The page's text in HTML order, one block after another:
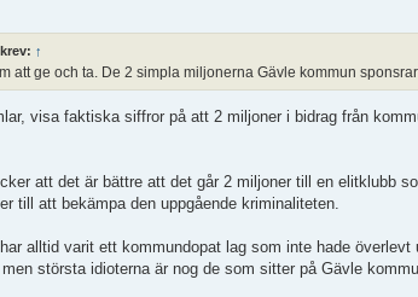
↑
att ge och ta. De 2 simpla miljonerna Gävle kommun
visa faktiska siffror på att 2 miljoner i bidrag från
att det är bättre att det går 2 miljoner till en elitklubb
till att bekämpa den uppgående kriminaliteten.
alltid varit ett kommundopat lag som inte hade
största idioterna är nog de som sitter på Gävle